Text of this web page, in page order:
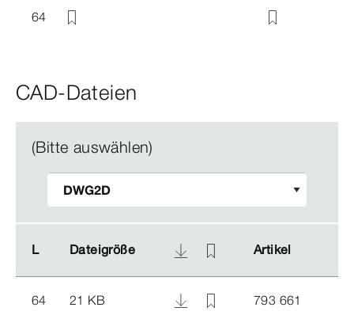
64
CAD-Dateien
(Bitte auswählen)
L Dateigröße Artikel
L Dateigröße Artikel
64 21 KB 793 661